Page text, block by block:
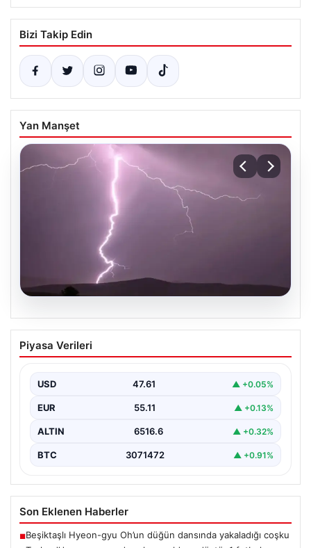
Bizi Takip Edin
Yan Manşet
04.08.2026
Tayland’da maç sırasında sahaya
yıldırım düştü: 1 futbolcu hayatını
Piyasa Verileri
USD 47.61 ▲ +0.05%
EUR 55.11 ▲ +0.13%
ALTIN 6516.6 ▲ +0.32%
BTC 3071472 ▲ +0.91%
Son Eklenen Haberler
■Beşiktaşlı Hyeon-gyu Oh’un düğün dansında yakaladığı coşku